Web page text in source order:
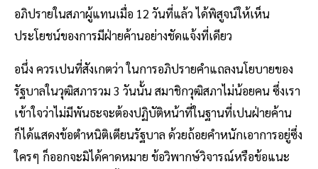
อภิปรายในสภาผู้แทนเมื่อ 12 วันที่แล้ว ได้พิสูจน์ให้เห็น
ประโยชน์ของการมีฝ่ายค้านอย่างชัดแจ้งที่เดียว
อนึ่ง ควรเปนที่สังเกตว่า ในการอภิปรายคำแถลงนโยบายของ
รัฐบาลในวุฒิสภารวม 3 วันนั้น สมาชิกวุฒิสภาไม่น้อยคน ซึ่งเรา
เข้าใจว่าไม่มีพันธะจะต้องปฏิบัติหน้าที่ในฐานที่เปนฝ่ายค้าน
ก็ได้แสดงข้อตำหนิติเตียนรัฐบาล ด้วยถ้อยคำหนักเอาการอยู่ซึ่ง
ใครๆ ก็ออกจะมิได้คาดหมาย ข้อวิพากษ์วิจารณ์หรือข้อแนะ